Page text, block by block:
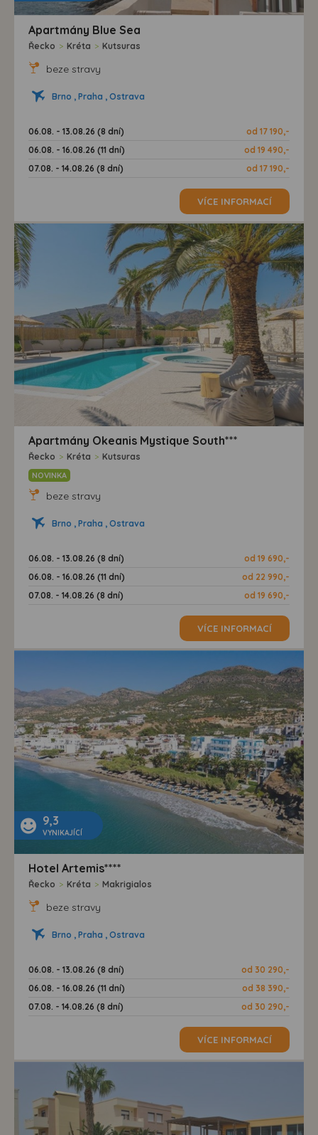
Apartmány Blue Sea
Řecko > Kréta > Kutsuras
beze stravy
Brno , Praha , Ostrava
06.08. - 13.08.26 (8 dní)
od 17 190,-
06.08. - 16.08.26 (11 dní)
od 19 490,-
07.08. - 14.08.26 (8 dní)
od 17 190,-
VÍCE INFORMACÍ
Apartmány Okeanis Mystique South***
Řecko > Kréta > Kutsuras
NOVINKA
beze stravy
Brno , Praha , Ostrava
06.08. - 13.08.26 (8 dní)
od 19 690,-
06.08. - 16.08.26 (11 dní)
od 22 990,-
07.08. - 14.08.26 (8 dní)
od 19 690,-
VÍCE INFORMACÍ
9,3
VYNIKAJÍCÍ
Hotel Artemis****
Řecko > Kréta > Makrigialos
beze stravy
Brno , Praha , Ostrava
06.08. - 13.08.26 (8 dní)
od 30 290,-
06.08. - 16.08.26 (11 dní)
od 38 390,-
07.08. - 14.08.26 (8 dní)
od 30 290,-
VÍCE INFORMACÍ